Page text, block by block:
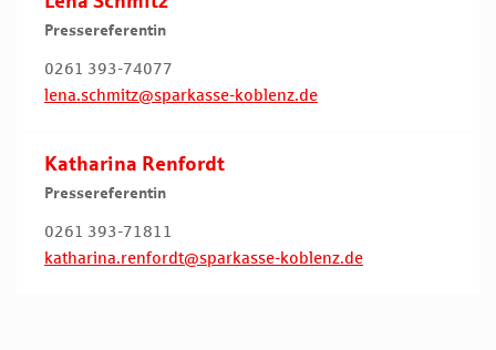
Pressereferentin
0261 393-74077
lena.schmitz@sparkasse-koblenz.de
Katharina Renfordt
Pressereferentin
0261 393-71811
katharina.renfordt@sparkasse-koblenz.de